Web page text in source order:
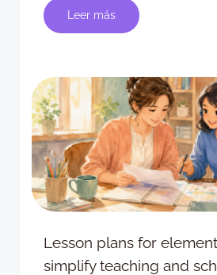
Leer más
Lesson plans for
simplify teaching and